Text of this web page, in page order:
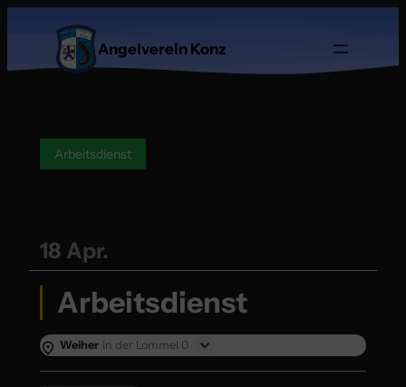
Angelverein Konz
Arbeitsdienst
18 Apr.
Arbeitsdienst
Weiher In der Lommel 0